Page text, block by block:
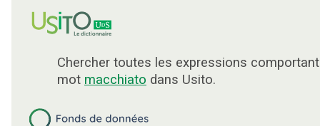
Chercher toutes les expressions
mot macchiato dans Usito.